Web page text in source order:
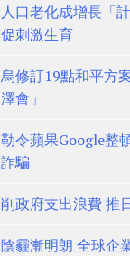
人口老化成增長「
促刺激生育
烏修訂19點和平方
澤會」
勒令蘋果Google整
詐騙
削政府支出浪費 推
陰霾漸明朗 全球企